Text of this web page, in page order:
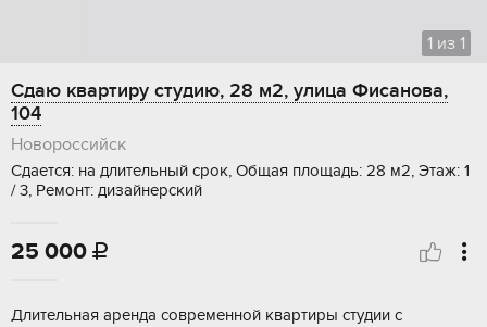
1 из 1
Сдаю квартиру студию, 28 м2, улица Фисанова,
104
Новороссийск
Сдается: на длительный срок, Общая площадь: 28 м2, Этаж: 1
/ 3, Ремонт: дизайнерский
25 000 
Длительная аренда современной квартиры студии с